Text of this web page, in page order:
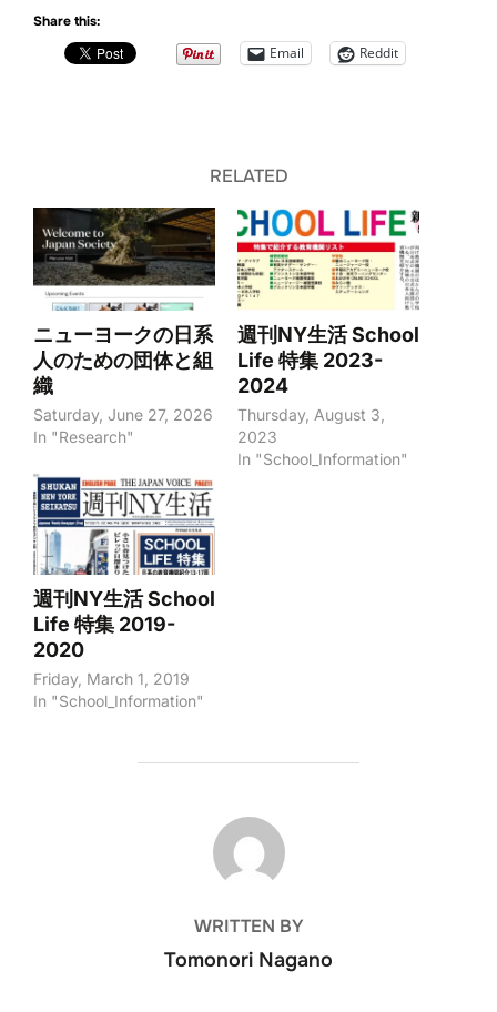
Share this:
Email Reddit
RELATED
ニューヨークの日系
人のための団体と組
織
Saturday, June 27, 2026
In "Research"
週刊NY生活 School
Life 特集 2023-
2024
Thursday, August 3,
2023
In "School_Information"
週刊NY生活 School
Life 特集 2019-
2020
Friday, March 1, 2019
In "School_Information"
POST AUTHOR
WRITTEN BY
Tomonori Nagano